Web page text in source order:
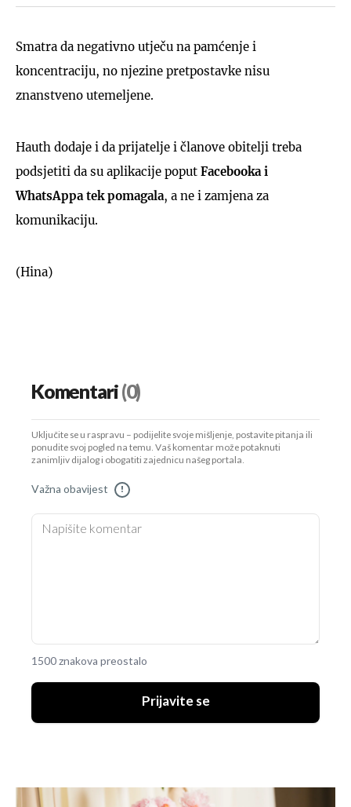
Smatra da negativno utječu na pamćenje i
koncentraciju, no njezine pretpostavke nisu
znanstveno utemeljene.
Hauth dodaje i da prijatelje i članove obitelji treba
podsjetiti da su aplikacije poput Facebooka i
WhatsAppa tek pomagala, a ne i zamjena za
komunikaciju.
(Hina)
Komentari(0)
Uključite se u raspravu – podijelite svoje mišljenje, postavite pitanja ili
ponudite svoj pogled na temu. Vaš komentar može potaknuti
zanimljiv dijalog i obogatiti zajednicu našeg portala.
Važna obavijest !
1500 znakova preostalo
Prijavite se